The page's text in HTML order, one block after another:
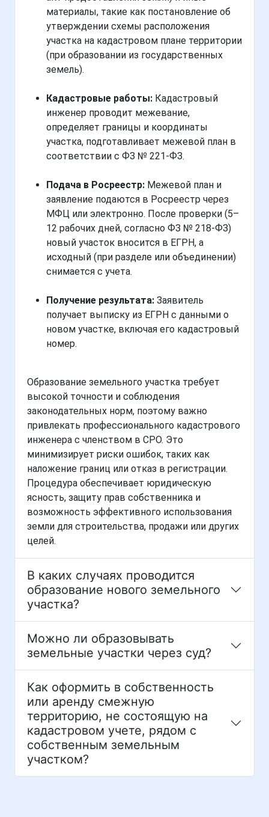
материалы, такие как постановление об
утверждении схемы расположения
участка на кадастровом плане территории
(при образовании из государственных
земель).
Кадастровые работы: Кадастровый
инженер проводит межевание,
определяет границы и координаты
участка, подготавливает межевой план в
соответствии с ФЗ № 221-ФЗ.
Подача в Росреестр: Межевой план и
заявление подаются в Росреестр через
МФЦ или электронно. После проверки (5–
12 рабочих дней, согласно ФЗ № 218-ФЗ)
новый участок вносится в ЕГРН, а
исходный (при разделе или объединении)
снимается с учета.
Получение результата: Заявитель
получает выписку из ЕГРН с данными о
новом участке, включая его кадастровый
номер.
Образование земельного участка требует
высокой точности и соблюдения
законодательных норм, поэтому важно
привлекать профессионального кадастрового
инженера с членством в СРО. Это
минимизирует риски ошибок, таких как
наложение границ или отказ в регистрации.
Процедура обеспечивает юридическую
ясность, защиту прав собственника и
возможность эффективного использования
земли для строительства, продажи или других
целей.
В каких случаях проводится
образование нового земельного
участка?
Можно ли образовывать
земельные участки через суд?
Как оформить в собственность
или аренду смежную
территорию, не состоящую на
кадастровом учете, рядом с
собственным земельным
участком?